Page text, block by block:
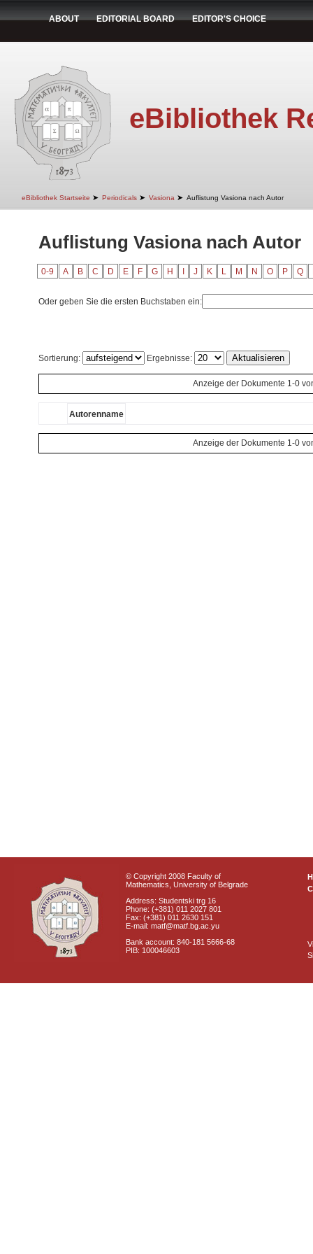
ABOUT EDITORIAL BOARD EDITOR'S CHOICE
eBibliothek
eBibliothek Startseite ➤ Periodicals ➤ Vasiona ➤ Auflistung Vasiona nach Autor
Auflistung Vasiona nach Autor
0-9 A B C D E F G H J K L M N O P Q
Oder geben Sie die ersten Buchstaben ein:
Sortierung: Ergebnisse:
Anzeige der Dokumente 1-0
Autorenname
Anzeige der Dokumente 1-0
© Copyright 2008 Faculty of
Mathematics, University of Belgrade
Address: Studentski trg 16
Phone: (+381) 011 2027 801
Fax: (+381) 011 2630 151
E-mail: matf@matf.bg.ac.yu
Bank account: 840-181 5666-68
PIB: 100046603